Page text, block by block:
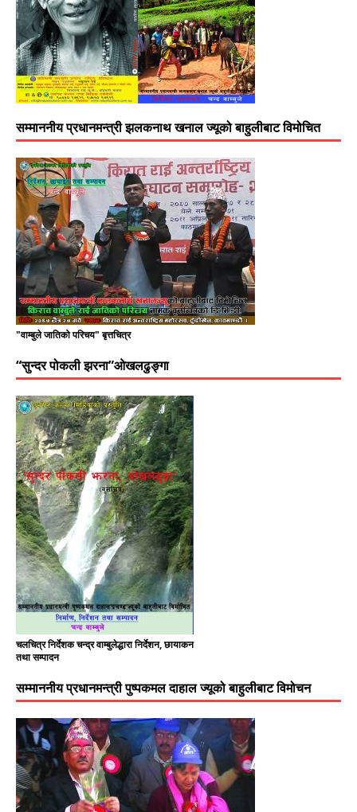
सम्माननीय प्रधानमन्त्री झलकनाथ खनाल ज्यूको बाहुलीबाट विमोचित
"वाम्बुले जातिको परिचय" बृत्तचित्र
“सुन्दर पोकली झरना”ओखलढुङ्गा
चलचित्र निर्देशक चन्द्र वाम्बुलेद्धारा निर्देशन, छायाकन
तथा सम्पादन
सम्माननीय प्रधानमन्त्री पुष्पकमल दाहाल ज्यूको बाहुलीबाट विमोचन